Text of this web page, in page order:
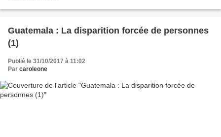
Guatemala : La disparition forcée de personnes
(1)
Publié le 31/10/2017 à 11:02
Par caroleone